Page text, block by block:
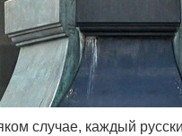
случае, каждый